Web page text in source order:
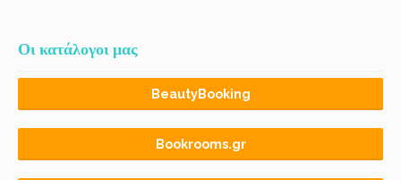
Οι κατάλογοι μας
BeautyBooking
Bookrooms.gr